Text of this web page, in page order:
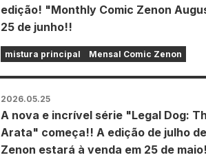
edição! "Monthly Comic Zenon
25 de junho!!
mistura principal Mensal Comic Zenon
2026.05.25
A nova e incrível série "Legal Dog:
Arata" começa!! A edição de julho
Zenon estará à venda em 25 de